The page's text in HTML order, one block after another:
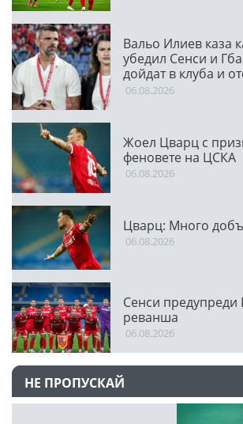
Вальо Илиев каза
убедил Сенси и
дойдат в клуба и
Направихме
06.08.2026
Жоел Цварц с
феновете на ЦСКА
06.08.2026
Цварц: Много
06.08.2026
Сенси предупреди
реванша
06.08.2026
НЕ ПРОПУСКАЙ